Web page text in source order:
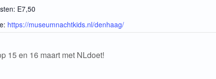
E7,50
https://museumnachtkids.nl/denhaag/
15 en 16 maart met NLdoet!